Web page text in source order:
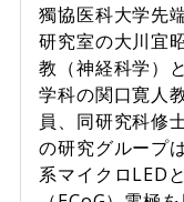
獨協医科大学先
研究室の大川宜
教（神経科学）
学科の関口寛人
員、同研究科修
の研究グループ
系マイクロLED